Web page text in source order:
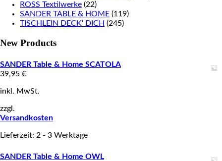
ROSS Textilwerke (22)
SANDER TABLE & HOME (119)
TISCHLEIN DECK‘ DICH (245)
New Products
SANDER Table & Home SCATOLA
39,95 €
inkl. MwSt.
zzgl.
Versandkosten
Lieferzeit: 2 - 3 Werktage
SANDER Table & Home OWL